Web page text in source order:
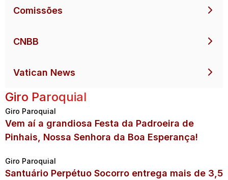
Comissões
CNBB
Vatican News
Giro Paroquial
Giro Paroquial
Vem aí a grandiosa Festa da Padroeira de
Pinhais, Nossa Senhora da Boa Esperança!
Giro Paroquial
Santuário Perpétuo Socorro entrega mais de 3,5